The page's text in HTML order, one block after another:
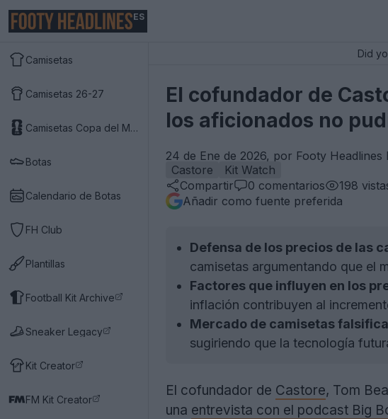
ES
Camisetas
Camisetas 26-27
Camisetas Copa del Mundo 2026
Botas
Calendario de Botas
FH Club
Plantillas
Football Kit Archive
Sneaker Legacy
Kit Creator
FM Kit Creator
Did
El cofundador de
los aficionados no
24 de Ene de 2026, por Footy Headlines
Castore
Kit Watch
Compartir
0 comentarios 198
Añadir como fuente preferida
Defensa de los precios de las
camisetas argumentando que el
Factores que influyen en los
inflación contribuyen al
Mercado de camisetas
sugiriendo que la tecnología
El cofundador de Castore, Tom
una entrevista con el podcast Big